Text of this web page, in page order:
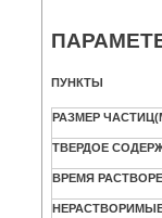
ПУНКТЫ
РАЗМЕР ЧАСТИЦ
ТВЕРДОЕ
ВРЕМЯ